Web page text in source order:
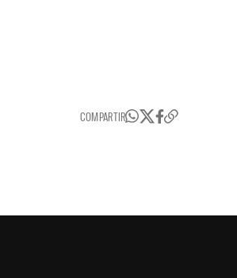
COMPARTIR